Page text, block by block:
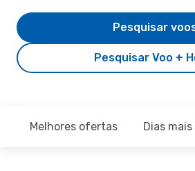
Pesquisar Voo +
Pesquisar
Melhores ofertas Dias